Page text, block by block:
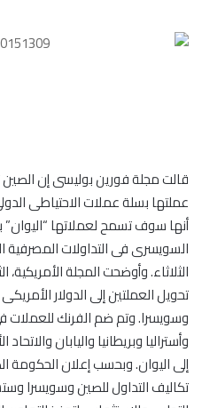
قالت مجلة فورين بوليسى إن
عملتها بسلة عملات الاحتياطى
أنها سوف تسمح لعملاتها “اليوان”
السويسرى فى التداولات المصرفية
الثلاثاء. وأوضحت المجلة
تحويل العملتين إلى الدولار
وسويسرا. وتم ضم الفرنك للعملات فى
وأستراليا وبريطانيا واليابان
إلى اليوان. وبحسب إعلان
تكاليف التداول للصين وسويسرا